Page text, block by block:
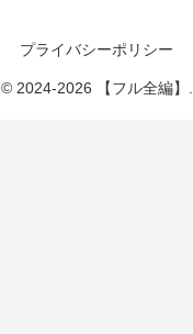
プライバシーポリシー
© 2024-2026 【フル全編】.